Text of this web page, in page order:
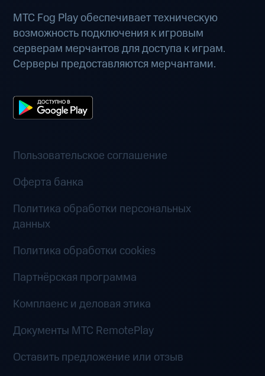
МТС Fog Play обеспечивает техническую
возможность подключения к игровым
серверам мерчантов для доступа к играм.
Серверы предоставляются мерчантами.
Пользовательское соглашение
Оферта банка
Политика обработки персональных
данных
Политика обработки cookies
Партнёрская программа
Комплаенс и деловая этика
Документы MTC RemotePlay
Оставить предложение или отзыв